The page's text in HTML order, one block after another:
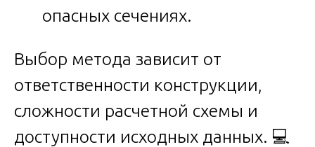
опасных сечениях.
Выбор метода зависит от
ответственности конструкции,
сложности расчетной схемы и
доступности исходных данных. 💻